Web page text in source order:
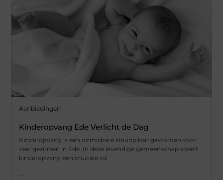
Aanbiedingen
Kinderopvang Ede Verlicht de Dag
Kinderopvang is een onmisbare steunpilaar geworden voor
veel gezinnen in Ede. In deze levendige gemeenschap speelt
kinderopvang een cruciale rol
...